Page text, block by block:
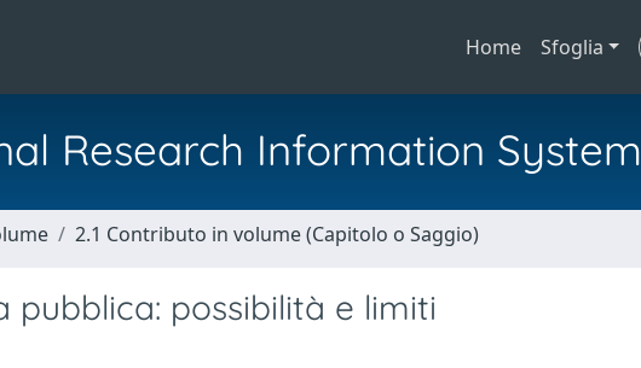
Home Sfoglia
Research Information System
2.1 Contributo in volume (Capitolo o Saggio)
pubblica: possibilità e limiti